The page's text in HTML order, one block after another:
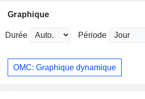
Graphique
Durée Période
OMC: Graphique dynamique